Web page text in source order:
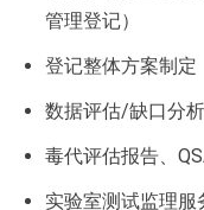
管理登记）
登记整体方案制定
数据评估/缺口分
毒代评估报告、
实验室测试监理服